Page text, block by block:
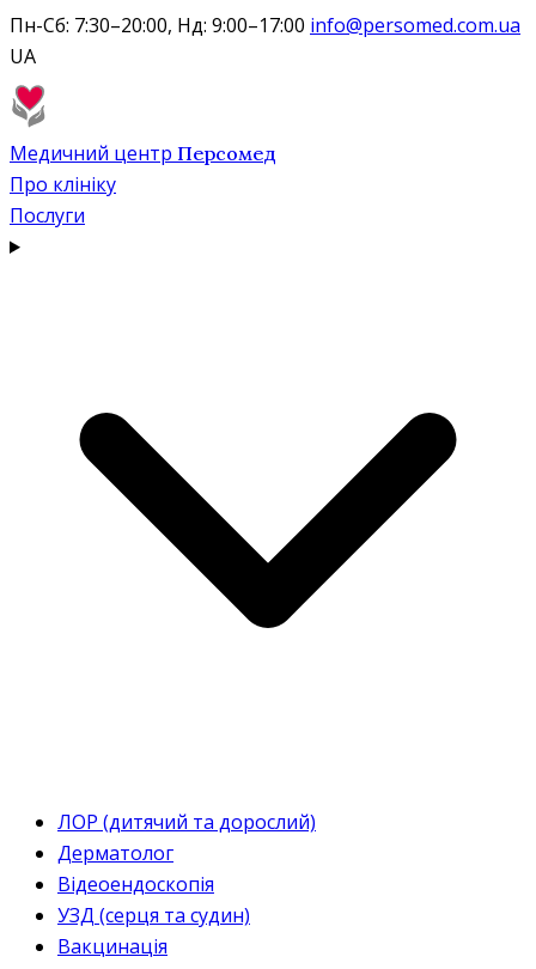
Пн-Сб: 7:30–20:00, Нд: 9:00–17:00 info@persomed.com.ua
UA
Медичний центр Персомед
Про клініку
Послуги
ЛОР (дитячий та дорослий)
Дерматолог
Відеоендоскопія
УЗД (серця та судин)
Вакцинація